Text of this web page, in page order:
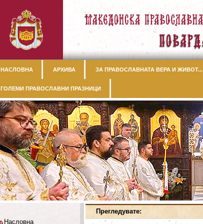
НАСЛОВНА АРХИВА ЗА ПРАВОСЛАВНАТА ВЕРА И ЖИВОТ...
ГОЛЕМИ ПРАВОСЛАВНИ ПРАЗНИЦИ
Прегледувате:
Насловна